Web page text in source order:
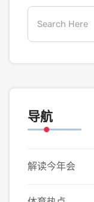
导航
解读今年会